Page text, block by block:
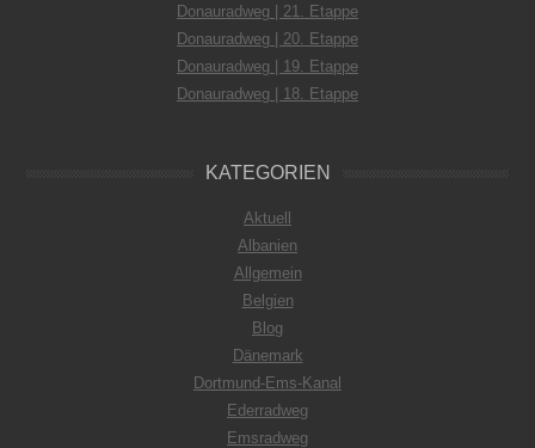
Donauradweg | 21. Etappe
Donauradweg | 20. Etappe
Donauradweg | 19. Etappe
Donauradweg | 18. Etappe
KATEGORIEN
Aktuell
Albanien
Allgemein
Belgien
Blog
Dänemark
Dortmund-Ems-Kanal
Ederradweg
Emsradweg